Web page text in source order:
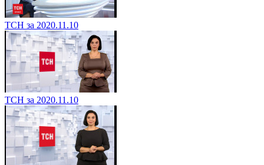
ТСН за 2020.11.10
ТСН за 2020.11.10